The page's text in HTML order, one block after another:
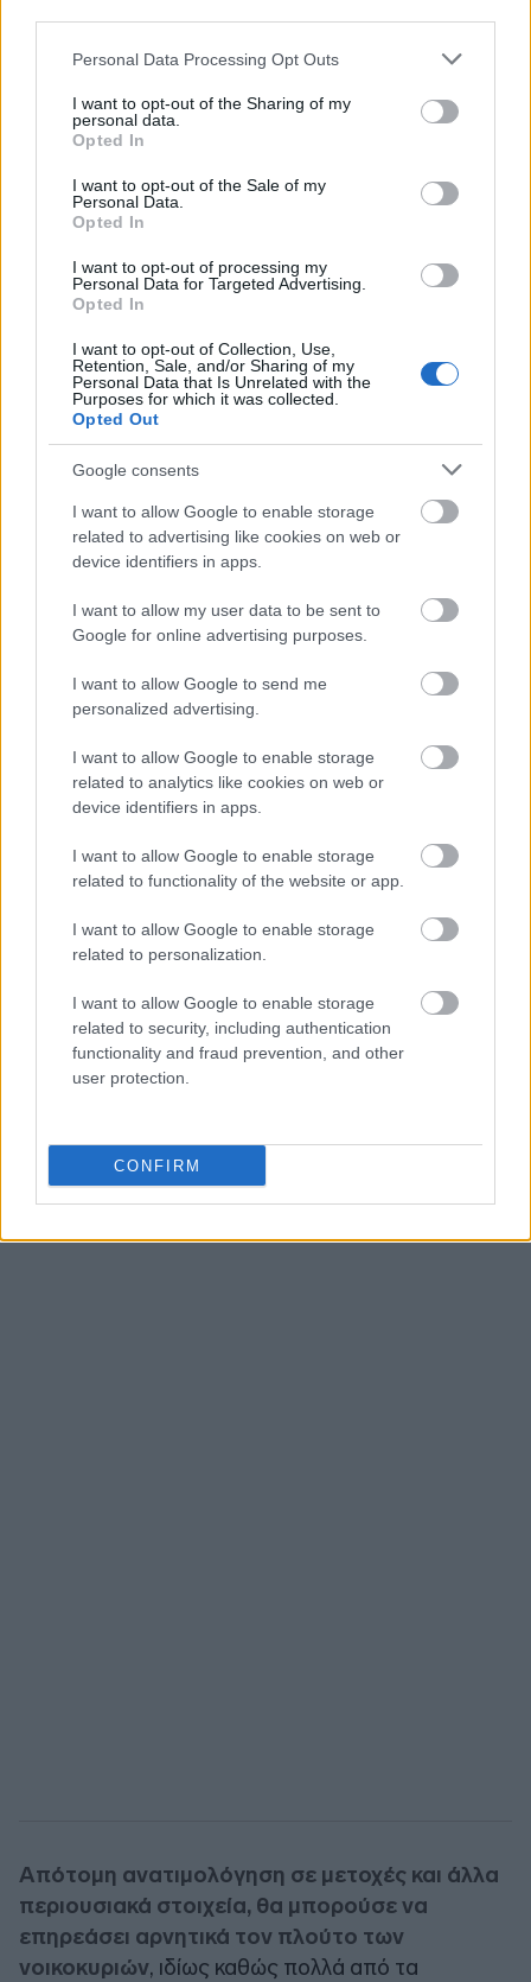
Please note that this website/app uses one or more Google
not limited to your visit or usage behaviour. You may click to
grant or deny consent to Google and its third-party tags to
use your data for below specified purposes in below Google
consent section.
Personal Data Processing Opt Outs
I want to opt-out of the Sharing of my
personal data.
Opted In
I want to opt-out of the Sale of my
Personal Data.
Opted In
I want to opt-out of processing my
Personal Data for Targeted Advertising.
Opted In
I want to opt-out of Collection, Use,
Retention, Sale, and/or Sharing of my
Personal Data that Is Unrelated with the
Purposes for which it was collected.
Opted Out
Google consents
I want to allow Google to enable storage
related to advertising like cookies on web or
device identifiers in apps.
I want to allow my user data to be sent to
Google for online advertising purposes.
I want to allow Google to send me
personalized advertising.
I want to allow Google to enable storage
related to analytics like cookies on web or
device identifiers in apps.
I want to allow Google to enable storage
related to functionality of the website or app.
I want to allow Google to enable storage
related to personalization.
I want to allow Google to enable storage
related to security, including authentication
functionality and fraud prevention, and other
user protection.
CONFIRM
Συνολικά,οι επενδυτές ανησυχούν για τη
βιωσιμότητα του δημόσιου χρέους και άλλες
αδυναμίες στον χρηματοπιστωτικό τομέα
ενισχυτικό τρόπο.
Η αυξημένη αβεβαιότητα πολιτικής μπορεί επίσης
να επηρεάσει τις επιχειρήσεις και τα νοικοκυριά,
ομολόγων διευρύνθηκαν πρόσφατα,
αντανακλώντας τις ανησυχίες των επενδυτών
σχετικά με τις αρνητικές επιπτώσεις μιας
οικονομικής κατάστασης με επιβράδυνση των
εταιρικών κερδών τα επόμενα τρίμηνα.
Επιπλέον, ένα ικανό μερίδιο εταιρικών ομολόγων
που βρίσκονται κοντά στην ωρίμανσή τους
αποδόσεις που επικρατούν στην αγορά και η
αύξηση του πιστωτικού περιθωρίου θα μπορούσε
να θέσει υπό αμφισβήτηση την
αναχρηματοδότηση του χρέους των
ασθενέστερων επιχειρήσεων.
Απότομη ανατιμολόγηση σε μετοχές και άλλα
περιουσιακά στοιχεία, θα μπορούσε να
επηρεάσει αρνητικά τον πλούτο των
νοικοκυριών, ιδίως καθώς πολλά από τα